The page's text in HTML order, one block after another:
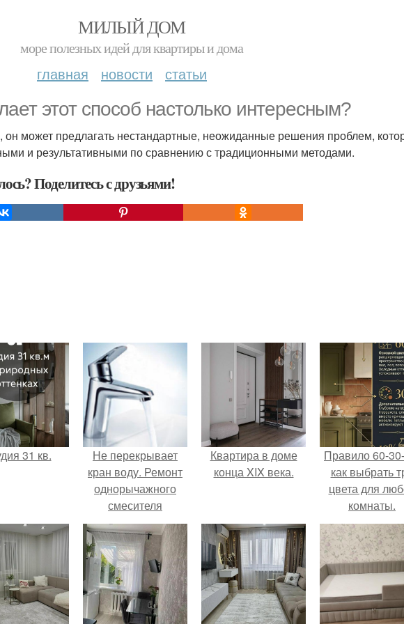
МИЛЫЙ ДОМ
море полезных идей для квартиры и дома
главная новости статьи
этот способ настолько интересным?
может предлагать нестандартные, неожиданные решения проблем,
и результативными по сравнению с традиционными методами.
Поделитесь с друзьями!
31 кв.
Не перекрывает
кран воду. Ремонт
однорычажного
смесителя
Квартира в доме
конца XIX века.
Правило 60-
как выбрать
цвета для
комнаты.